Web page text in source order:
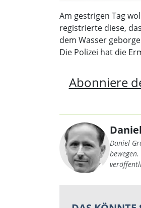
Am gestrigen Tag
registrierte diese,
dem Wasser
Die Polizei hat die
Abonniere
Daniel